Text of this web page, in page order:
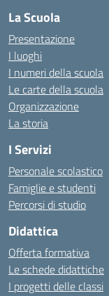
La Scuola
Presentazione
I luoghi
I numeri della scuola
Le carte della scuola
Organizzazione
La storia
I Servizi
Personale scolastico
Famiglie e studenti
Percorsi di studio
Didattica
Offerta formativa
Le schede didattiche
I progetti delle classi